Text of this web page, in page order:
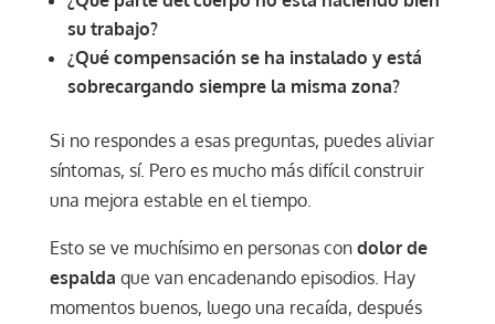
su trabajo?
¿Qué compensación se ha instalado y está
sobrecargando siempre la misma zona?
Si no respondes a esas preguntas, puedes aliviar
síntomas, sí. Pero es mucho más difícil construir
una mejora estable en el tiempo.
Esto se ve muchísimo en personas con dolor de
espalda que van encadenando episodios. Hay
momentos buenos, luego una recaída, después